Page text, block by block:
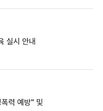
실시 안내
력 예방" 및